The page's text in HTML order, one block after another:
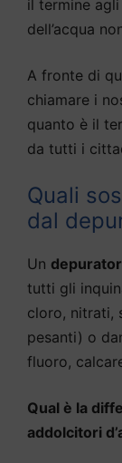
il termine
dell’acqua
A fronte di
chiamare i
quanto è il
da tutti i
Quali
dal
Un
tutti gli
cloro, nitrati,
pesanti) o
fluoro,
Qual è la
addolcitori